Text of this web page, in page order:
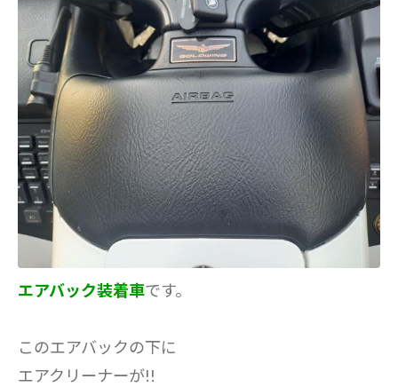
エアバック装着車です。
このエアバックの下に
エアクリーナーが!!